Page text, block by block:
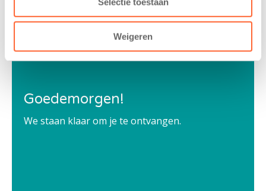
Weigeren
Goedemorgen!
We staan klaar om je te ontvangen.